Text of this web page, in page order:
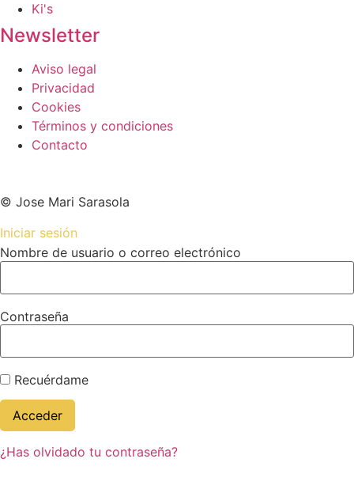
Ki's
Newsletter
Aviso legal
Privacidad
Cookies
Términos y condiciones
Contacto
© Jose Mari Sarasola
Iniciar sesión
Nombre de usuario o correo electrónico
Contraseña
Recuérdame
¿Has olvidado tu contraseña?